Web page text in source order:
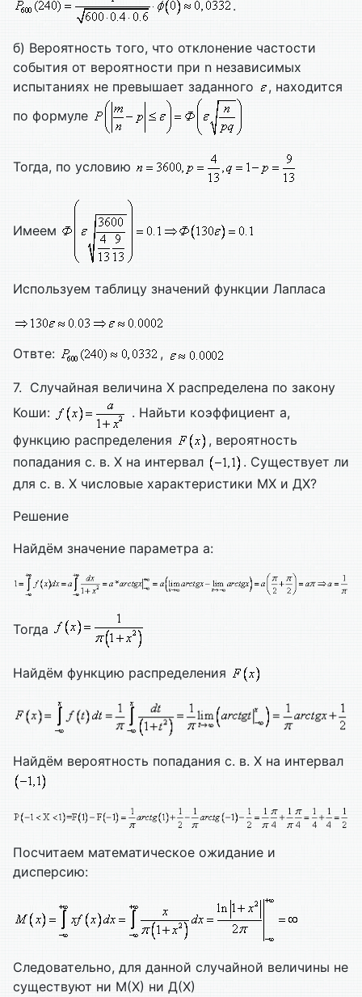
.
б) Вероятность того, что отклонение частости
события от вероятности при n независимых
испытаниях не превышает заданного
, находится
по формуле
Тогда, по условию
Имеем
Используем таблицу значений функции Лапласа
Отвте: ,
7. Случайная величина Х распределена по закону
Коши:
. Найьти коэффициент а,
функцию распределения
, вероятность
попадания с. в. Х на интервал
. Существует ли
для с. в. Х числовые характеристики МХ и ДХ?
Решение
Найдём значение параметра а:
Тогда
Найдём функцию распределения
Найдём вероятность попадания с. в. Х на интервал
Посчитаем математическое ожидание и
дисперсию:
Следовательно, для данной случайной величины не
существуют ни М(Х) ни Д(Х)